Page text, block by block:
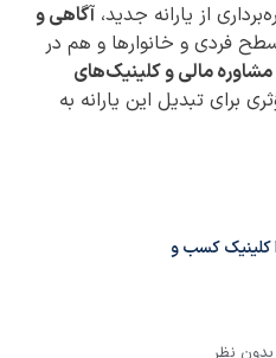
از یارانه جدید، آگاهی و
فردی و خانوارها و هم در
مشاوره مالی و کلینیک‌های
برای تبدیل این یارانه به
کلینیک کسب و
بدون نظر